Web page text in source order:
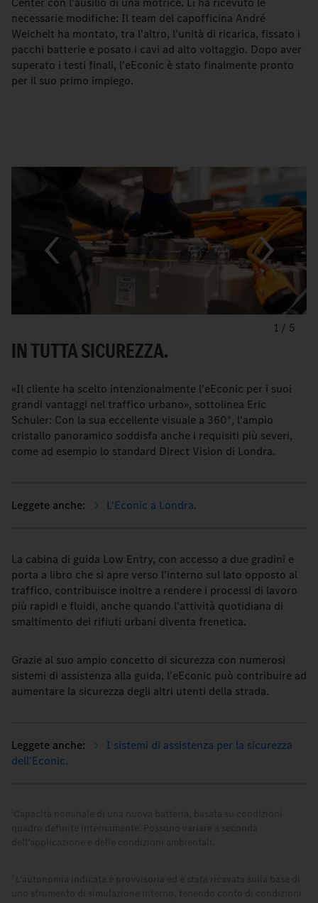
necessarie modifiche: Il team del capofficina André
Weichelt ha montato, tra l'altro, l'unità di ricarica, fissato i
pacchi batterie e posato i cavi ad alto voltaggio. Dopo aver
superato i testi finali, l'eEconic è stato finalmente pronto
per il suo primo impiego.
1 / 5
IN TUTTA SICUREZZA.
«Il cliente ha scelto intenzionalmente l'eEconic per i suoi
grandi vantaggi nel traffico urbano», sottolinea Eric
Schuler: Con la sua eccellente visuale a 360°, l'ampio
cristallo panoramico soddisfa anche i requisiti più severi,
come ad esempio lo standard Direct Vision di Londra.
L'Econic a Londra.
La cabina di guida Low Entry, con accesso a due gradini e
porta a libro che si apre verso l'interno sul lato opposto al
traffico, contribuisce inoltre a rendere i processi di lavoro
più rapidi e fluidi, anche quando l'attività quotidiana di
smaltimento dei rifiuti urbani diventa frenetica.
Grazie al suo ampio concetto di sicurezza con numerosi
sistemi di assistenza alla guida, l'eEconic può contribuire ad
aumentare la sicurezza degli altri utenti della strada.
I sistemi di assistenza per la sicurezza
dell'Econic.